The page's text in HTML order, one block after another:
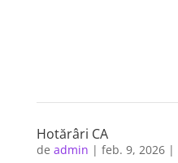
Hotărâri CA
de admin | feb. 9, 2026|